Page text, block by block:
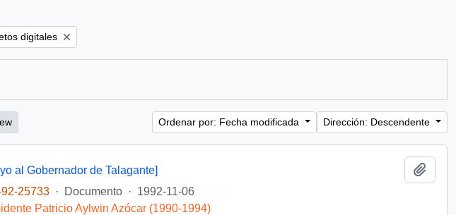
filter:digitales
Ordenar por: Fecha modificada Dirección: Descendente
al Gobernador de Talagante]
25733
· Documento · 1992-11-06
Patricio Aylwin Azócar (1990-1994)